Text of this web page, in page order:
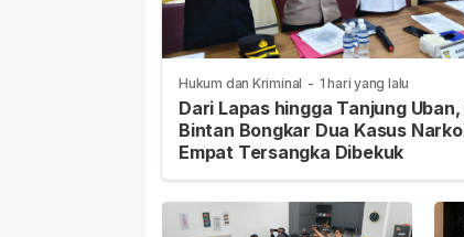
Hukum dan Kriminal - 1 hari yang lalu
Dari Lapas hingga Tanjung
Bintan Bongkar Dua Kasus
Empat Tersangka Dibekuk